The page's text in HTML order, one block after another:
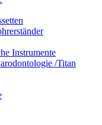
Instrumente
/Titan